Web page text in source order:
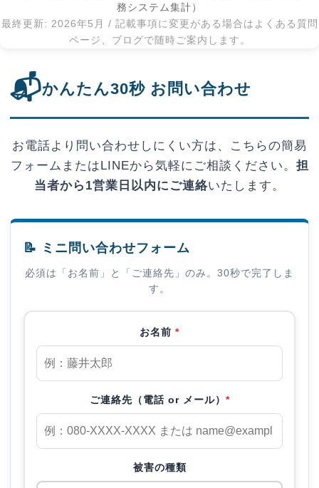
務システム集計）
最終更新: 2026年5月 / 記載事項に変更がある場合はよくある質問
ページ、ブログで随時ご案内します。
📬かんたん30秒 お問い合わせ
お電話より問い合わせしにくい方は、こちらの簡易
フォームまたはLINEから気軽にご相談ください。 担
当者から1営業日以内にご連絡いたします。
📝 ミニ問い合わせフォーム
必須は「お名前」と「ご連絡先」のみ。30秒で完了しま
す。
お名前 *
ご連絡先（電話 or メール） *
被害の種類